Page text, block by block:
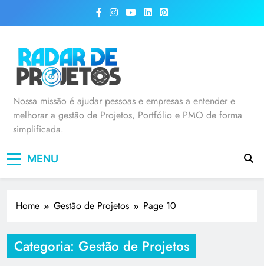
Radar de Projetos
Nossa missão é ajudar pessoas e empresas a entender e
melhorar a gestão de Projetos, Portfólio e PMO de forma
simplificada.
MENU
Home Gestão de Projetos Page 10
Categoria: Gestão de Projetos